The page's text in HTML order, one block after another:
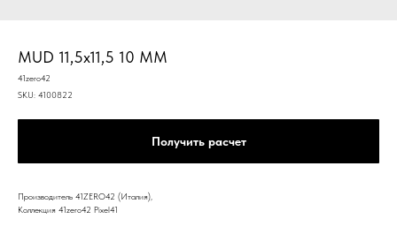
MUD 11,5x11,5 10 MM
41zero42
SKU: 4100822
Получить расчет
Производитель 41ZERO42 (Италия),
Коллекция 41zero42 Pixel41